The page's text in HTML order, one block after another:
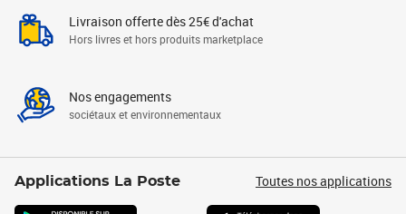
Livraison offerte dès 25€ d'achat
Hors livres et hors produits marketplace
Nos engagements
sociétaux et environnementaux
Applications La Poste Toutes nos applications